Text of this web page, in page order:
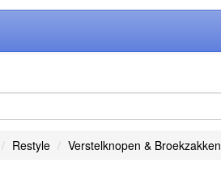
Restyle Verstelknopen & Broekzakken